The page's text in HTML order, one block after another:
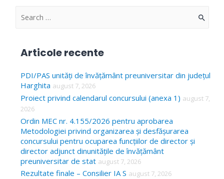
S
c
h
f
o
r
Articole recente
PDI/PAS unități de învățământ preuniversitar din județul
Harghita august 7, 2026
Proiect privind calendarul concursului (anexa 1) august 7,
2026
Ordin MEC nr. 4.155/2026 pentru aprobarea
Metodologiei privind organizarea și desfășurarea
concursului pentru ocuparea funcțiilor de director și
director adjunct dinunitățile de învățământ
preuniversitar de stat august 7, 2026
Rezultate finale – Consilier IA S august 7, 2026